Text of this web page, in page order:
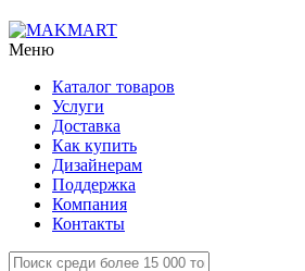
Меню
Каталог товаров
Услуги
Доставка
Как купить
Дизайнерам
Поддержка
Компания
Контакты